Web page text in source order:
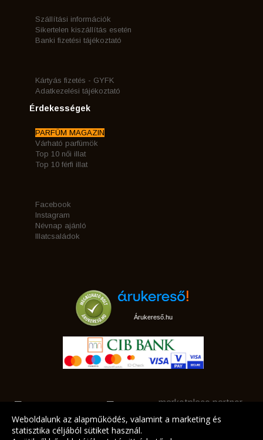
Szállítási információk
Sikertelen kiszállítás esetén
Banki fizetési tájékoztató
Kártyás fizetés - GYFK
Adatkezelési tájékoztató
Érdekességek
PARFÜM MAGAZIN
Várható parfümök
Top 10 női illat
Top 10 férfi illat
Facebook
Instagram
Névnap ajánló
Illatcsaládok
Árukereső.hu
marketplace partner
Weboldalunk az alapműködés, valamint a marketing és
statisztika céljából sütiket használ.